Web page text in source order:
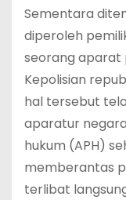
Sementara
diperoleh
seorang aparat
Kepolisian
hal tersebut
aparatur
hukum (APH)
memberantas
terlibat